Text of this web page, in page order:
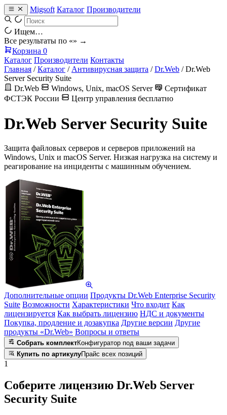
Migsoft Каталог Производители
Ищем…
Все результаты по «» →
Корзина 0
Каталог Производители Контакты
Главная / Каталог / Антивирусная защита / Dr.Web / Dr.Web
Server Security Suite
Dr.Web
Windows, Unix, macOS Server
Сертификат
ФСТЭК России
Центр управления бесплатно
Dr.Web Server Security Suite
Защита файловых серверов и серверов приложений на
Windows, Unix и macOS Server. Низкая нагрузка на систему и
реагирование на инциденты с машинным обучением.
Дополнительные опции Продукты Dr.Web Enterprise Security
Suite Возможности Характеристики Что входит Как
лицензируется Как выбрать лицензию НДС и документы
Покупка, продление и дозакупка Другие версии Другие
продукты «Dr.Web» Вопросы и ответы
Собрать комплектКонфигуратор под ваши задачи
Купить по артикулуПрайс всех позиций
1
Соберите лицензию Dr.Web Server
Security Suite